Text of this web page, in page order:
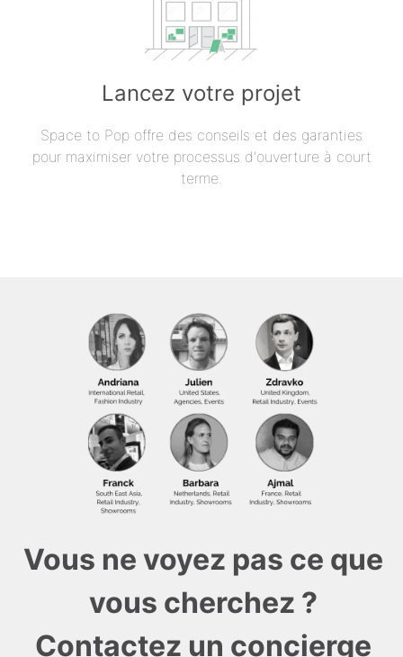
Lancez votre projet
Space to Pop offre des conseils et des garanties
pour maximiser votre processus d'ouverture à court
terme.
Vous ne voyez pas ce que
vous cherchez ?
Contactez un concierge